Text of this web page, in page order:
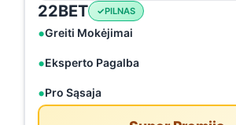
22BET PILNAS
Greiti Mokėjimai
Eksperto Pagalba
Pro Sąsaja